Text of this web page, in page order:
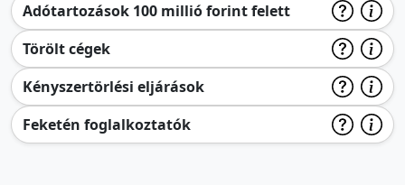
Adótartozások 100 millió forint felett
Törölt cégek
Kényszertörlési eljárások
Feketén foglalkoztatók